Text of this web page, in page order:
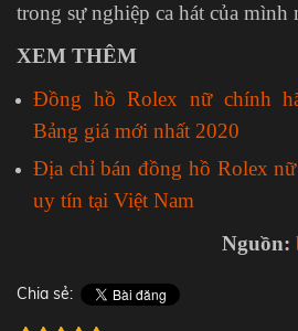
trong sự nghiệp ca hát của mình
XEM THÊM
Đồng hồ Rolex nữ chính
Bảng giá mới nhất 2020
Địa chỉ bán đồng hồ Rolex
uy tín tại Việt Nam
Nguồn:
Chia sẻ: